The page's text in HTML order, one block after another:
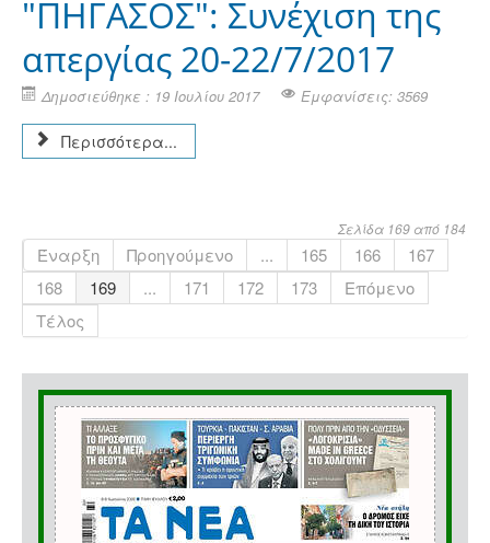
"ΠΗΓΑΣΟΣ": Συνέχιση της
απεργίας 20-22/7/2017
Δημοσιεύθηκε : 19 Ιουλίου 2017 Εμφανίσεις: 3569
Περισσότερα...
Σελίδα 169 από 184
Έναρξη Προηγούμενο ... 165 166
167
168
169 ... 171 172 173
Επόμενο
Τέλος